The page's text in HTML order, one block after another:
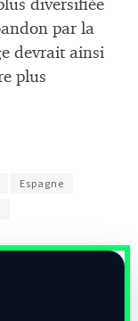
diversifiée
par la
devrait ainsi
plus
Espagne